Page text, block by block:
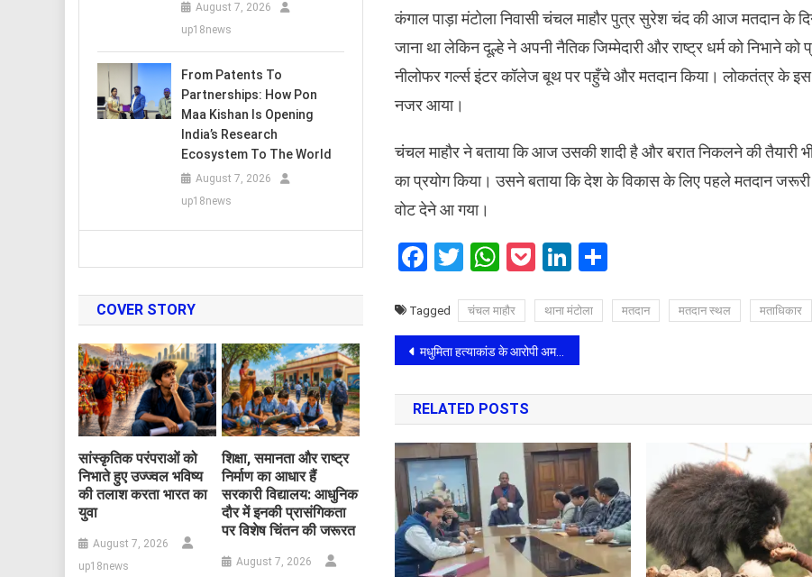
कंगाल पाड़ा मंटोला निवासी चंचल माहौर पुत्र सुरेश चंद की आज मतदान के
जाना था लेकिन दूल्हे ने अपनी नैतिक जिम्मेदारी और राष्ट्र धर्म को निभाने
नीलोफर गर्ल्स इंटर कॉलेज बूथ पर पहुँचे और मतदान किया। लोकतंत्र के इस
नजर आया।
चंचल माहौर ने बताया कि आज उसकी शादी है और बरात निकलने की तैयारी
का प्रयोग किया। उसने बताया कि देश के विकास के लिए पहले मतदान
वोट देने आ गया।
Facebook
Twitter
WhatsApp
PocketLinkedIn
Tagged चंचल माहौर थाना मंटोला मतदान मतदान स्थल मताधिकार
Post
navigation
मधुमिता हत्याकांड के आरोपी अमनमणि त्रिपाठी को टिकट देने पर मां-बेटी ने मायावती के खिलाफ खोला मोर्चा
RELATED POSTS
August 7, 2026
up18news
From Patents To
Partnerships: How Pon
Maa Kishan Is Opening
India’s Research
Ecosystem To The World
August 7, 2026
up18news
COVER STORY
सांस्कृतिक परंपराओं को
निभाते हुए उज्ज्वल भविष्य
की तलाश करता भारत का
युवा
August 7, 2026
up18news
शिक्षा, समानता और राष्ट्र
निर्माण का आधार हैं
सरकारी विद्यालय: आधुनिक
दौर में इनकी प्रासंगिकता
पर विशेष चिंतन की जरूरत
August 7, 2026